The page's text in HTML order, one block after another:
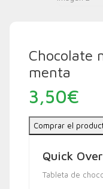
Chocolate
menta
3,50€
Comprar el
Quick
Tableta de